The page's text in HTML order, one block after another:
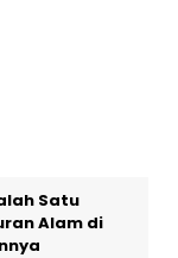
Satu
Alam di